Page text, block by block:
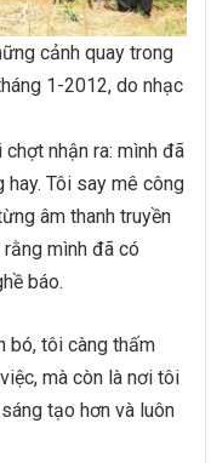
cảnh quay trong
1-2012, do nhạc
nhận ra: mình đã
Tôi say mê công
âm thanh truyền
mình đã có
báo.
bó, tôi càng thấm
mà còn là nơi tôi
tạo hơn và luôn